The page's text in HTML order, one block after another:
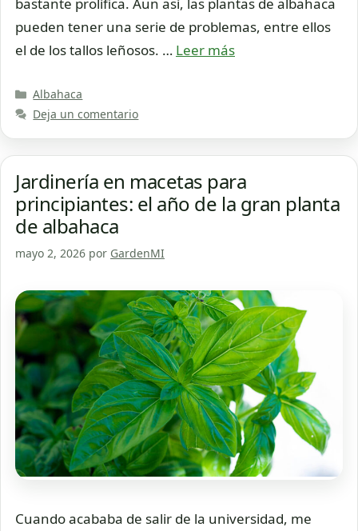
pueden tener una serie de problemas, entre ellos
el de los tallos leñosos. … Leer más
Categorías
Albahaca
Deja un comentario
Jardinería en macetas para
principiantes: el año de la gran planta
de albahaca
mayo 2, 2026 por GardenMI
Cuando acababa de salir de la universidad, me